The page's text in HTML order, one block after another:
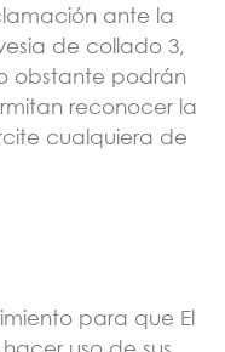
ante la
de collado 3,
obstante podrán
reconocer la
cualquiera de
para que El